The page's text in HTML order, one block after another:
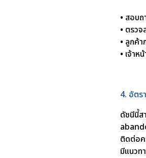
• สอบ
• ตรวจ
• ลูกค้
• เจ้า
4. อัต
ดัชนีนี้ส
ติดต่อค
มีแนวท